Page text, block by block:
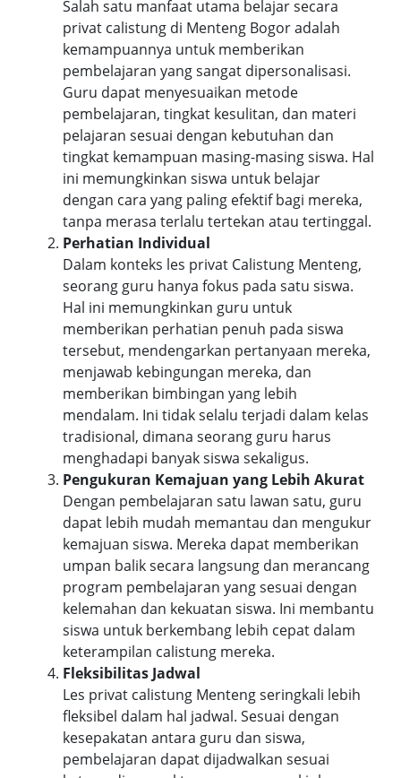
Salah satu manfaat utama belajar secara
privat calistung di Menteng Bogor adalah
kemampuannya untuk memberikan
pembelajaran yang sangat dipersonalisasi.
Guru dapat menyesuaikan metode
pembelajaran, tingkat kesulitan, dan materi
pelajaran sesuai dengan kebutuhan dan
tingkat kemampuan masing-masing siswa. Hal
ini memungkinkan siswa untuk belajar
dengan cara yang paling efektif bagi mereka,
tanpa merasa terlalu tertekan atau tertinggal.
Perhatian Individual
Dalam konteks les privat Calistung Menteng,
seorang guru hanya fokus pada satu siswa.
Hal ini memungkinkan guru untuk
memberikan perhatian penuh pada siswa
tersebut, mendengarkan pertanyaan mereka,
menjawab kebingungan mereka, dan
memberikan bimbingan yang lebih
mendalam. Ini tidak selalu terjadi dalam kelas
tradisional, dimana seorang guru harus
menghadapi banyak siswa sekaligus.
Pengukuran Kemajuan yang Lebih Akurat
Dengan pembelajaran satu lawan satu, guru
dapat lebih mudah memantau dan mengukur
kemajuan siswa. Mereka dapat memberikan
umpan balik secara langsung dan merancang
program pembelajaran yang sesuai dengan
kelemahan dan kekuatan siswa. Ini membantu
siswa untuk berkembang lebih cepat dalam
keterampilan calistung mereka.
Fleksibilitas Jadwal
Les privat calistung Menteng seringkali lebih
fleksibel dalam hal jadwal. Sesuai dengan
kesepakatan antara guru dan siswa,
pembelajaran dapat dijadwalkan sesuai